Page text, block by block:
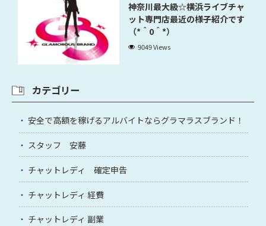
神奈川最大級☆横浜ライブチャ
ット専門店最近の様子紹介です
（*＾0＾*）
9049 Views
カテゴリー
安全で高額を稼げるアルバイトならグラマラスブランド！
スタッフ 安藤
チャットレディ 確定申告
チャットレディ 経費
チャットレディ 副業